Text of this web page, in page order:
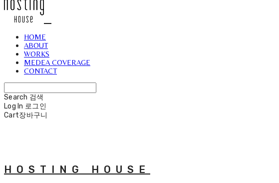
HOME
ABOUT
WORKS
MEDEA COVERAGE
CONTACT
Search 검색
Log In 로그인
Cart장바구니
HOSTING HOUSE